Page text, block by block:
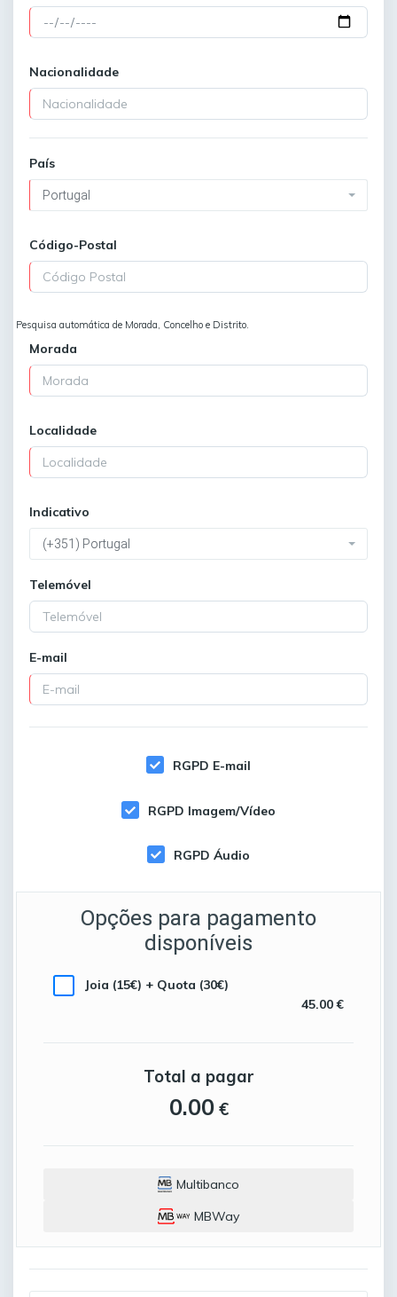
Nacionalidade
País
Portugal
Código-Postal
Pesquisa automática de Morada, Concelho e Distrito.
Morada
Localidade
Indicativo
(+351) Portugal
Telemóvel
E-mail
RGPD E-mail
RGPD Imagem/Vídeo
RGPD Áudio
Opções para pagamento
disponíveis
Joia (15€) + Quota (30€)
45.00 €
Total a pagar
0.00€
Multibanco
MBWay